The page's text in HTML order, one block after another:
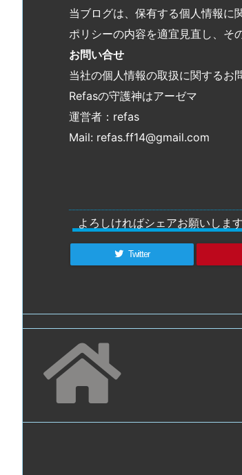
当ブログは、保有する個人情報に
ポリシーの内容を適宜見直し、そ
お問い合せ
当社の個人情報の取扱に関するお
Refasの守護神はアーゼマ
運営者：refas
Mail: refas.ff14@gmail.com
よろしければシェアお願いします
Twitter